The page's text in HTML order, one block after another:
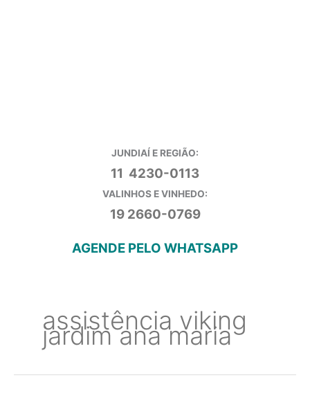
JUNDIAÍ E REGIÃO:
11 4230-0113
VALINHOS E VINHEDO:
19 2660-0769
AGENDE PELO WHATSAPP
assistência viking
jardim ana maria